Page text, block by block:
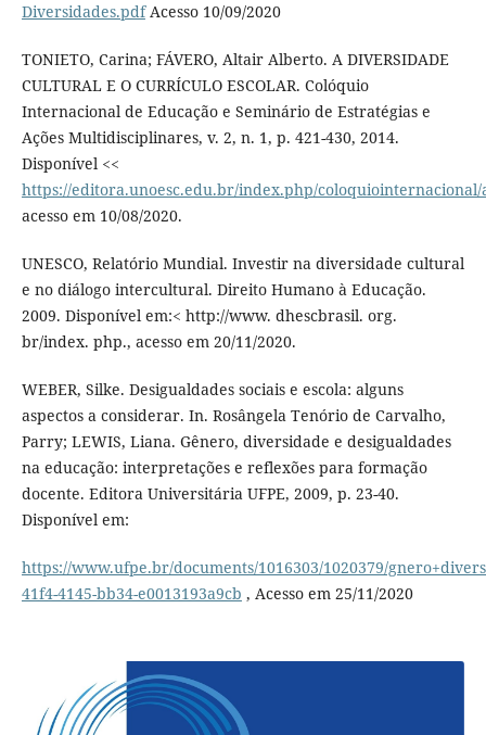
Diversidades.pdfAcesso 10/09/2020
TONIETO, Carina; FÁVERO, Altair Alberto. A DIVERSIDADE
CULTURAL E O CURRÍCULO ESCOLAR. Colóquio
Internacional de Educação e Seminário de Estratégias e
Ações Multidisciplinares, v. 2, n. 1, p. 421-430, 2014.
Disponível <<
https://editora.unoesc.edu.br/index.php/
acesso em 10/08/2020.
UNESCO, Relatório Mundial. Investir na diversidade cultural
e no diálogo intercultural. Direito Humano à Educação.
2009. Disponível em:< http://www. dhescbrasil. org.
br/index. php., acesso em 20/11/2020.
WEBER, Silke. Desigualdades sociais e escola: alguns
aspectos a considerar. In. Rosângela Tenório de Carvalho,
Parry; LEWIS, Liana. Gênero, diversidade e desigualdades
na educação: interpretações e reflexões para formação
docente. Editora Universitária UFPE, 2009, p. 23-40.
Disponível em:
https://www.ufpe.br/documents/1016303/1020379/
41f4-4145-bb34-e0013193a9cb , Acesso em 25/11/2020